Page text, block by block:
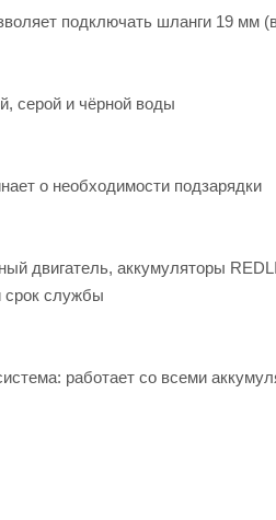
подключать шланги 19 мм
серой и чёрной воды
о необходимости подзарядки
двигатель, аккумуляторы
срок службы
работает со всеми